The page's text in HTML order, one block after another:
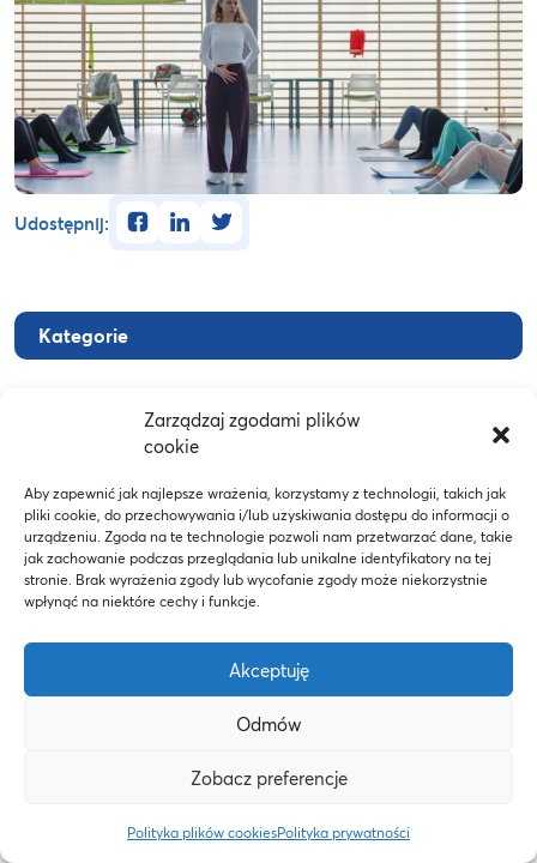
Zarządzaj zgodami plików
cookie
Aby zapewnić jak najlepsze wrażenia, korzystamy z technologii, takich jak
pliki cookie, do przechowywania i/lub uzyskiwania dostępu do informacji o
urządzeniu. Zgoda na te technologie pozwoli nam przetwarzać dane, takie
jak zachowanie podczas przeglądania lub unikalne identyfikatory na tej
stronie. Brak wyrażenia zgody lub wycofanie zgody może niekorzystnie
wpłynąć na niektóre cechy i funkcje.
Akceptuję
Odmów
Zobacz preferencje
Polityka plików cookiesPolityka prywatności
Kategorie
Biuro Wsparcia Osób z Niepełnosprawnościami
Efektywność „Zielonej recepty”
Udostępnij: facebooklinkedintwitter